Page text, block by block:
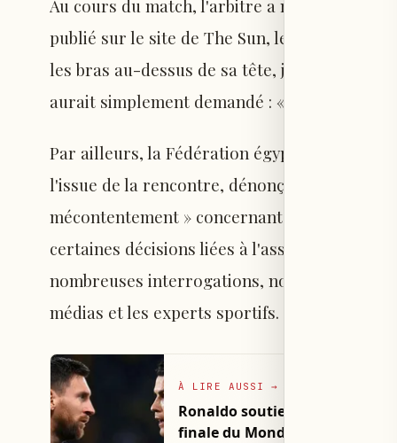
Au cours du match, l'arbitre a montré un
publié sur le site de The Sun, le coach
les bras au-dessus de sa tête, juste après
aurait simplement demandé : « Quel est le
Par ailleurs, la Fédération égyptienne de
l'issue de la rencontre, dénonçant les
mécontentement » concernant la prestation
certaines décisions liées à l'assistance vidéo
nombreuses interrogations, notamment face
médias et les experts sportifs.
À LIRE AUSSI →
Ronaldo soutient les
finale du Mondial